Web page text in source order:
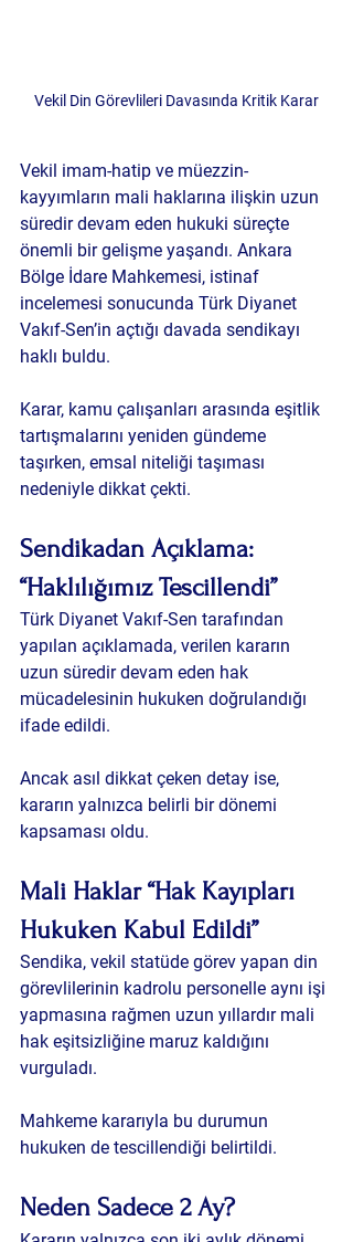
Vekil Din Görevlileri Davasında Kritik Karar
Vekil imam-hatip ve müezzin-
kayyımların mali haklarına ilişkin uzun
süredir devam eden hukuki süreçte
önemli bir gelişme yaşandı. Ankara
Bölge İdare Mahkemesi, istinaf
incelemesi sonucunda Türk Diyanet
Vakıf-Sen’in açtığı davada sendikayı
haklı buldu.
Karar, kamu çalışanları arasında eşitlik
tartışmalarını yeniden gündeme
taşırken, emsal niteliği taşıması
nedeniyle dikkat çekti.
Sendikadan Açıklama:
“Haklılığımız Tescillendi”
Türk Diyanet Vakıf-Sen tarafından
yapılan açıklamada, verilen kararın
uzun süredir devam eden hak
mücadelesinin hukuken doğrulandığı
ifade edildi.
Ancak asıl dikkat çeken detay ise,
kararın yalnızca belirli bir dönemi
kapsaması oldu.
Mali Haklar “Hak Kayıpları
Hukuken Kabul Edildi”
Sendika, vekil statüde görev yapan din
görevlilerinin kadrolu personelle aynı işi
yapmasına rağmen uzun yıllardır mali
hak eşitsizliğine maruz kaldığını
vurguladı.
Mahkeme kararıyla bu durumun
hukuken de tescillendiği belirtildi.
Neden Sadece 2 Ay?